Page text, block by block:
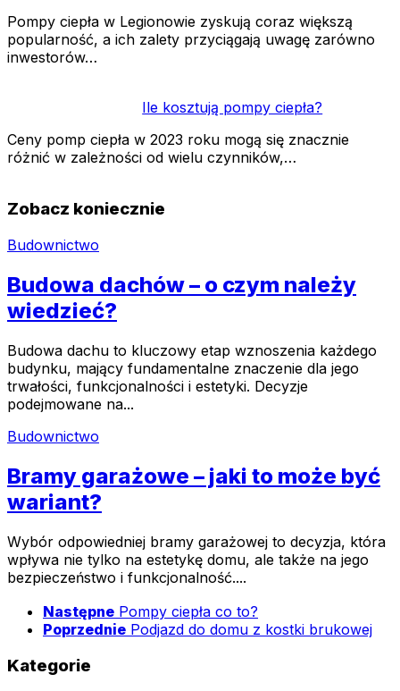
Pompy ciepła w Legionowie zyskują coraz większą
popularność, a ich zalety przyciągają uwagę zarówno
inwestorów…
Ile kosztują pompy ciepła?
Ceny pomp ciepła w 2023 roku mogą się znacznie
różnić w zależności od wielu czynników,…
Zobacz koniecznie
Budownictwo
Budowa dachów – o czym należy
wiedzieć?
Budowa dachu to kluczowy etap wznoszenia każdego
budynku, mający fundamentalne znaczenie dla jego
trwałości, funkcjonalności i estetyki. Decyzje
podejmowane na...
Budownictwo
Bramy garażowe – jaki to może być
wariant?
Wybór odpowiedniej bramy garażowej to decyzja, która
wpływa nie tylko na estetykę domu, ale także na jego
bezpieczeństwo i funkcjonalność....
Następne Pompy ciepła co to?
Poprzednie Podjazd do domu z kostki brukowej
Kategorie